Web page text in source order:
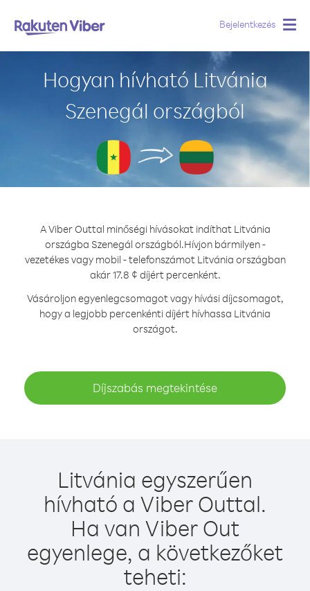
Bejelentkezés
Hogyan hívható Litvánia
Szenegál országból
A Viber Outtal minőségi hívásokat indíthat Litvánia
országba Szenegál országból.Hívjon bármilyen -
vezetékes vagy mobil - telefonszámot Litvánia országban
akár 17.8 ¢ díjért percenként.
Vásároljon egyenlegcsomagot vagy hívási díjcsomagot,
hogy a legjobb percenkénti díjért hívhassa Litvánia
országot.
Díjszabás megtekintése
Litvánia egyszerűen
hívható a Viber Outtal.
Ha van Viber Out
egyenlege, a következőket
teheti: